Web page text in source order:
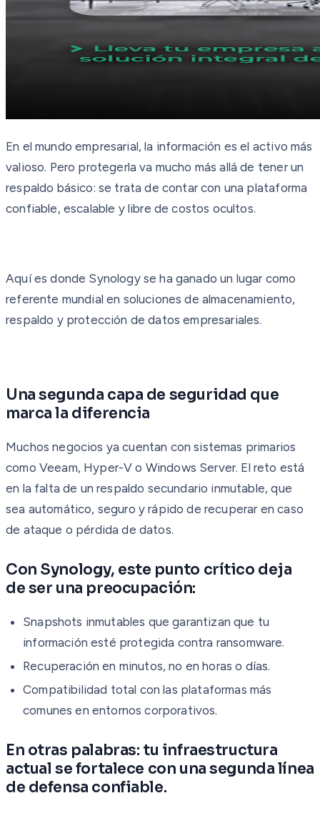
En el mundo empresarial, la información es el activo más
valioso. Pero protegerla va mucho más allá de tener un
respaldo básico: se trata de contar con una plataforma
confiable, escalable y libre de costos ocultos.
Aquí es donde Synology se ha ganado un lugar como
referente mundial en soluciones de almacenamiento,
respaldo y protección de datos empresariales.
Una segunda capa de seguridad que
marca la diferencia
Muchos negocios ya cuentan con sistemas primarios
como Veeam, Hyper-V o Windows Server. El reto está
en la falta de un respaldo secundario inmutable, que
sea automático, seguro y rápido de recuperar en caso
de ataque o pérdida de datos.
Con Synology, este punto crítico deja
de ser una preocupación:
Snapshots inmutables que garantizan que tu
información esté protegida contra ransomware.
Recuperación en minutos, no en horas o días.
Compatibilidad total con las plataformas más
comunes en entornos corporativos.
En otras palabras: tu infraestructura
actual se fortalece con una segunda línea
de defensa confiable.